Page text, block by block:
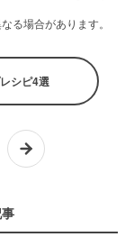
る場合があります。
シピ4選